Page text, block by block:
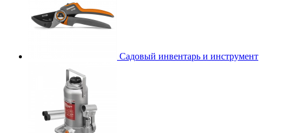
Садовый инвентарь и инструмент